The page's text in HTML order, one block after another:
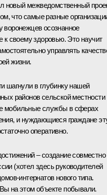
новый межведомственный
что самые разные
осознанное
к своему здоровью. Это научит
управлять
жизни.
шагнули в глубинку нашей
районов сельской местности
мобильные службы в сферах
и нуждающиеся граждане
оперативно.
– создание совместно
(хотел здесь руководителей
интернатов нового типа.
на этом объекте побывали.